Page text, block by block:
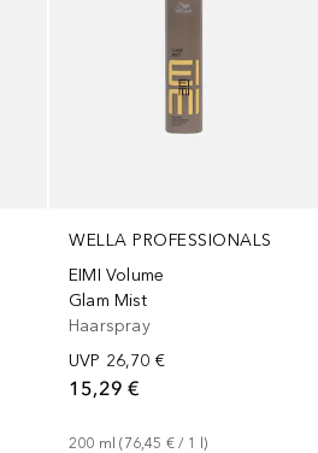
WELLA PROFESSIONALS
EIMI Volume
Glam Mist
Haarspray
UVP 26,70 €
15,29 €
200 ml (76,45 € / 1 l)